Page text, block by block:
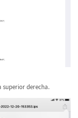
superior derecha.